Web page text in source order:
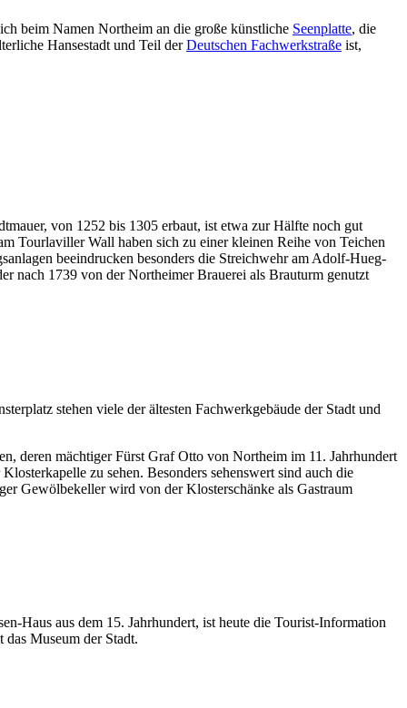
beim Namen Northeim an die große künstliche Seenplatte, die
Hansestadt und Teil derDeutschen Fachwerkstraße ist,
von 1252 bis 1305 erbaut, ist etwa zur Hälfte noch gut
Tourlaviller Wall haben sich zu einer kleinen Reihe von Teichen
beeindrucken besonders die Streichwehr am Adolf-Hueg-
nach 1739 von der Northeimer Brauerei als Brauturm genutzt
stehen viele der ältesten Fachwerkgebäude der Stadt und
deren mächtiger Fürst Graf Otto von Northeim im 11. Jahrhundert
zu sehen. Besonders sehenswert sind auch die
Gewölbekeller wird von der Klosterschänke als Gastraum
Haus aus dem 15. Jahrhundert, ist heute die Tourist-Information
das Museum der Stadt.